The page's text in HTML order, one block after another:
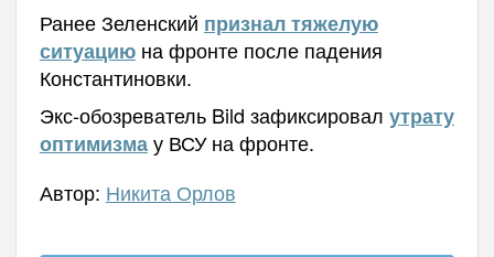
Ранее Зеленский признал тяжелую
ситуациюна фронте после падения
Константиновки.
Экс-обозреватель Bild зафиксировал утрату
оптимизмау ВСУ на фронте.
Автор: Никита Орлов